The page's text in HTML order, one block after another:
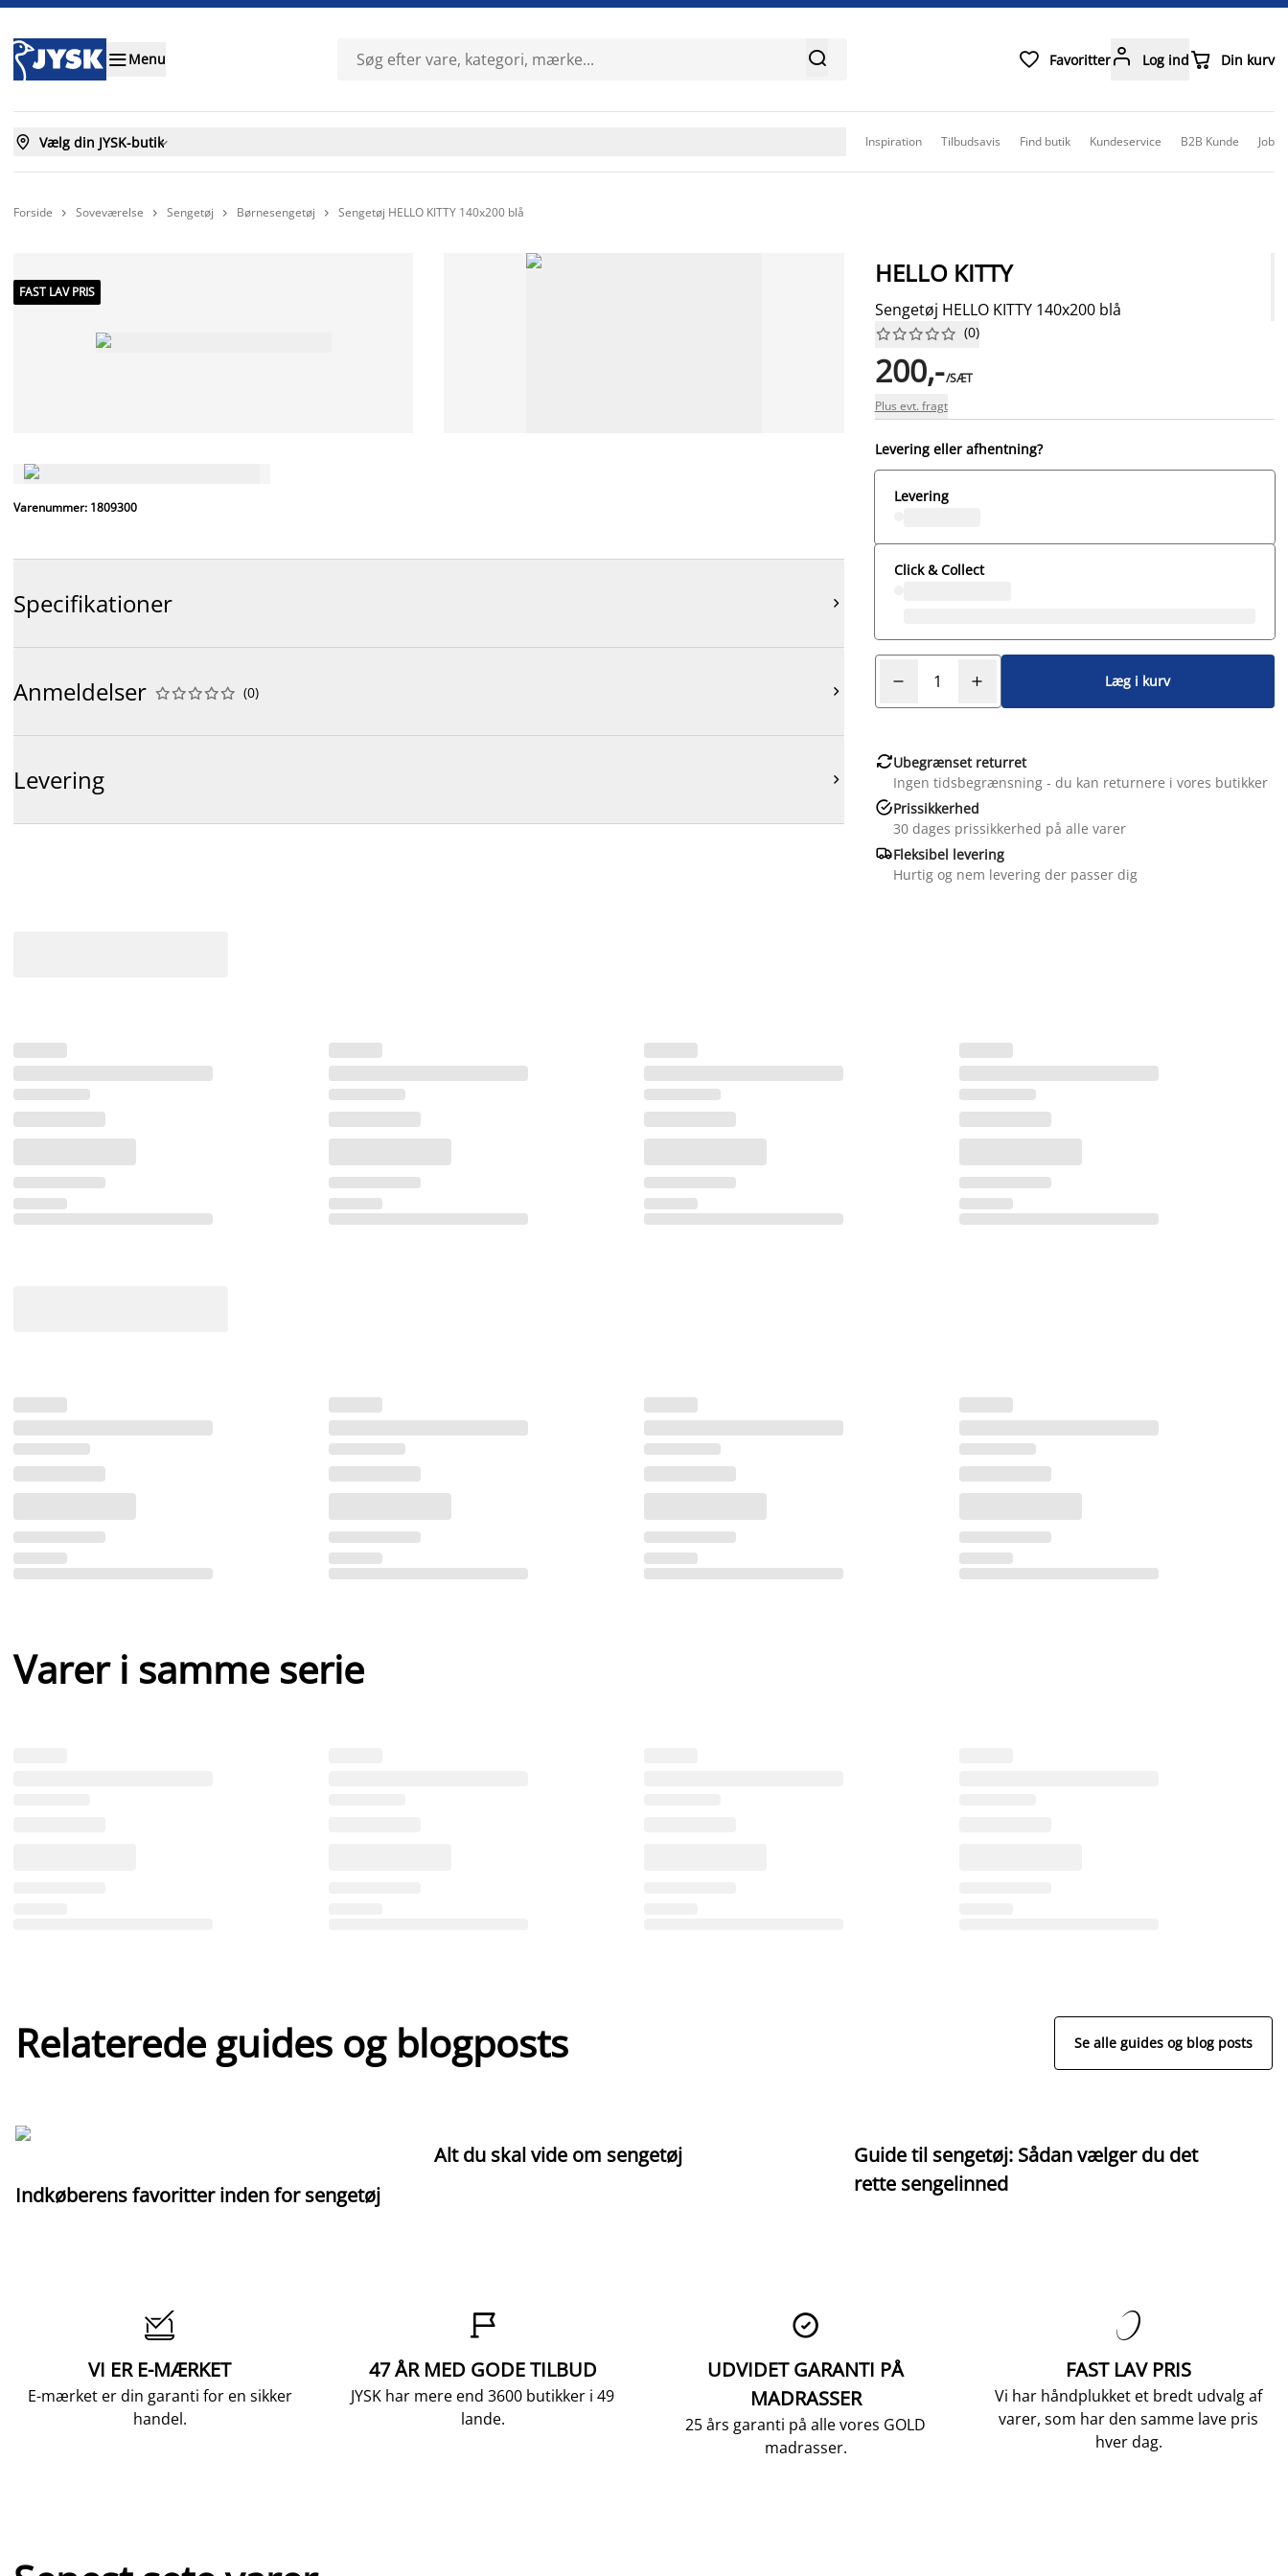
Menu   Favoritter Log ind Din kurv
 Vælg din JYSK-butik Inspiration Tilbudsavis Find butik Kundeservice B2B Kunde Job
Forside  Soveværelse  Sengetøj  Børnesengetøj  Sengetøj HELLO KITTY 140x200 blå
FAST LAV PRIS
Varenummer: 1809300
Specifikationer 
Anmeldelser 




 (0) 
Levering 
HELLO KITTY
Sengetøj HELLO KITTY 140x200 blå





 (0)
200,-/SÆT
Plus evt. fragt
Levering eller afhentning?
Levering
Click & Collect
Læg i kurv
Ubegrænset returret
Ingen tidsbegrænsning - du kan returnere i vores butikker
Prissikkerhed
30 dages prissikkerhed på alle varer
Fleksibel levering
Hurtig og nem levering der passer dig
Varer i samme serie
Relaterede guides og blogposts Se alle guides og blog posts
Indkøberens favoritter inden for sengetøj
Alt du skal vide om sengetøj
Guide til sengetøj: Sådan vælger du det
rette sengelinned

VI ER E-MÆRKET
E-mærket er din garanti for en sikker
handel.

47 ÅR MED GODE TILBUD
JYSK har mere end 3600 butikker i 49
lande.

UDVIDET GARANTI PÅ
MADRASSER
25 års garanti på alle vores GOLD
madrasser.

FAST LAV PRIS
Vi har håndplukket et bredt udvalg af
varer, som har den samme lave pris
hver dag.